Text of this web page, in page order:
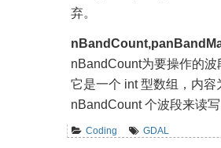
弃。
nBandCount为要操作的
它是一个 int 型数组，内
nBandCount 个波段来读
Coding GDAL